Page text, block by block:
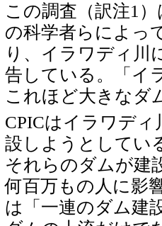
この調査（訳注1
の科学者らによっ
り、イラワディ川
告している。「イ
これほど大きなダ
CPICはイラワデ
設しようとしてい
それらのダムが建
何百万もの人に影
は「一連のダム建